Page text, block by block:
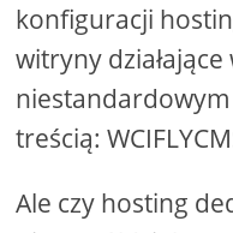
konfiguracji
witryny
treścią:
Ale czy hosting